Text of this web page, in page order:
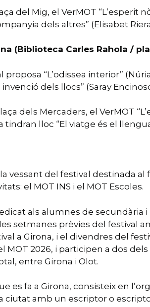
del Mig, el VerMOT “L’esperit
dels altres” (Elisabet
(Biblioteca Carles Rahola /
proposa “L’odissea interior”
dels llocs” (Saray
dels Mercaders, el VerMOT
tindran lloc “El viatge és el
vessant del festival destinada
el MOT INS i el MOT Escoles.
als alumnes de
setmanes prèvies del festival
a Girona, i el divendres del
MOT 2026, i participen a dos
entre Girona i Olot.
es fa a Girona, consisteix en
ciutat amb un escriptor o